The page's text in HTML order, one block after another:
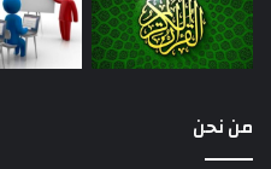
من نحن